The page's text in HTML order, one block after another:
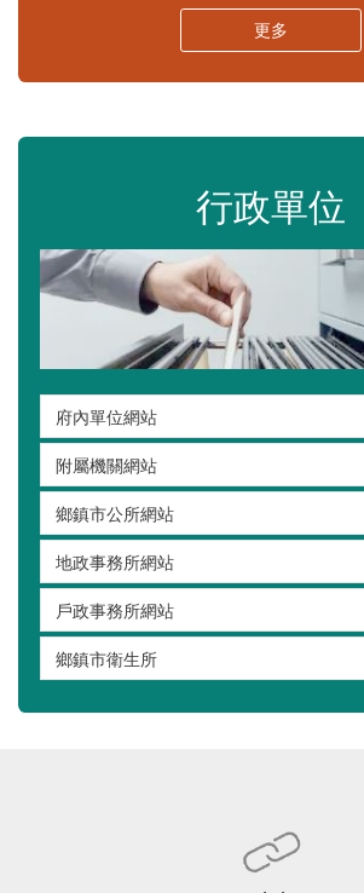
更多
行政單位